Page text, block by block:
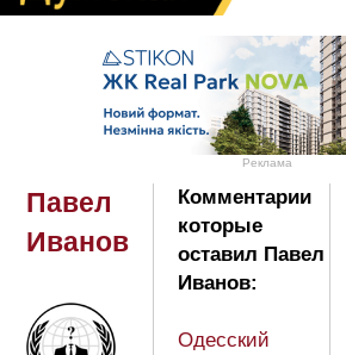
Реклама
Павел
Иванов
Комментарии
которые
оставил Павел
Иванов:
Одесский